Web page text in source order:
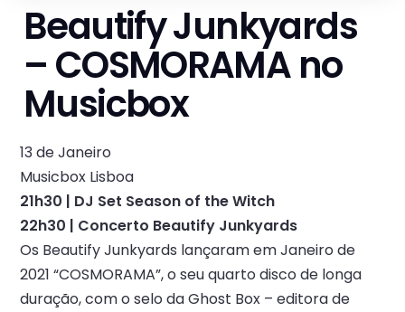
Beautify Junkyards
– COSMORAMA no
Musicbox
13 de Janeiro
Musicbox Lisboa
21h30 | DJ Set Season of the Witch
22h30 | Concerto Beautify Junkyards
Os Beautify Junkyards lançaram em Janeiro de
2021 “COSMORAMA”, o seu quarto disco de longa
duração, com o selo da Ghost Box – editora de